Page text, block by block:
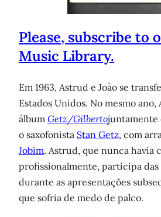
Please, subscribe to
Music Library.
Em 1963, Astrud e João se
Estados Unidos. No mesmo
álbum Getz/Gilbertojuntamente
o saxofonista Stan Getz, com
Jobim. Astrud, que nunca havia
profissionalmente, participa das
durante as apresentações
que sofria de medo de palco.